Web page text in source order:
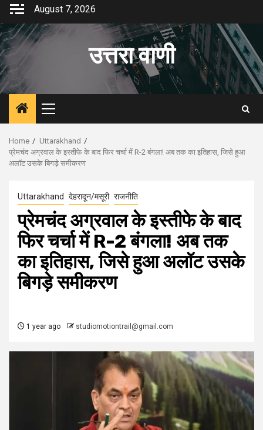
Skip
content
August 7, 2026
उत्तरा वाणी
Primary
Menu
Home
Uttarakhand
प्रेमचंद अग्रवाल के इस्तीफे के बाद फिर चर्चा में R-2 बंगला! अब तक का इतिहास, जिसे हुआ
अलॉट उसके बिगड़े समीकरण
Uttarakhand देहरादून/मसूरी राजनीति
प्रेमचंद अग्रवाल के इस्तीफे के बाद
फिर चर्चा में R-2 बंगला! अब तक
का इतिहास, जिसे हुआ अलॉट उसके
बिगड़े समीकरण
1 year ago studiomotiontrail@gmail.com